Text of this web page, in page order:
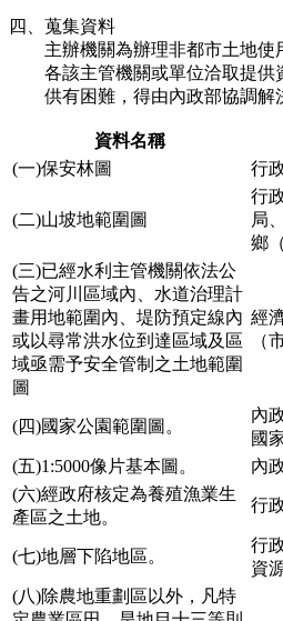
四、蒐集資料
主辦機關為辦理非都市土地使
各該主管機關或單位洽取提供
供有困難，得由內政部協調解
資料名稱
(一)保安林圖
行
(二)山坡地範圍圖
行
局
鄉
(三)已經水利主管機關依法公
告之河川區域內、水道治理計
畫用地範圍內、堤防預定線內
或以尋常洪水位到達區域及區
域亟需予安全管制之土地範圍
圖
經
（
(四)國家公園範圍圖。
內
國
(五)1:5000像片基本圖。
內
(六)經政府核定為養殖漁業生
產區之土地。
行
(七)地層下陷地區。
行
資
(八)除農地重劃區以外，凡特